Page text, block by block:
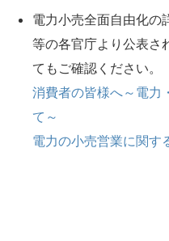
電力小売全面自由化の
等の各官庁より公表さ
てもご確認ください。
消費者の皆様へ～電力
て～
電力の小売営業に関す